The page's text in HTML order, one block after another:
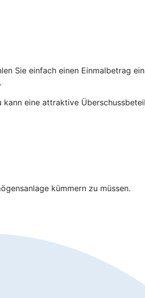
Sie einfach einen Einmalbetrag
eine attraktive
kümmern zu müssen.